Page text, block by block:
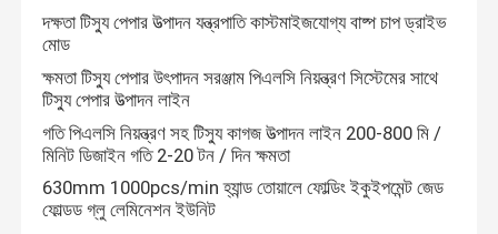
দক্ষতা টিস্যু পেপার উত্পাদন যন্ত্রপাতি কাস্টমাইজযোগ্য বাষ্প চাপ ড্রাইভ
মোড
ক্ষমতা টিস্যু পেপার উৎপাদন সরঞ্জাম পিএলসি নিয়ন্ত্রণ সিস্টেমের সাথে
টিস্যু পেপার উত্পাদন লাইন
গতি পিএলসি নিয়ন্ত্রণ সহ টিস্যু কাগজ উত্পাদন লাইন 200-800 মি /
মিনিট ডিজাইন গতি 2-20 টন / দিন ক্ষমতা
630mm 1000pcs/min হ্যান্ড তোয়ালে ফোল্ডিং ইকুইপমেন্ট জেড
ফোল্ডড গ্লু লেমিনেশন ইউনিট